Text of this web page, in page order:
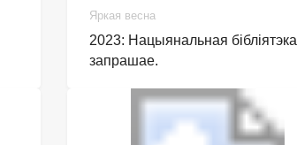
Яркая весна
2023: Нацыянальная бібліятэка
запрашае.